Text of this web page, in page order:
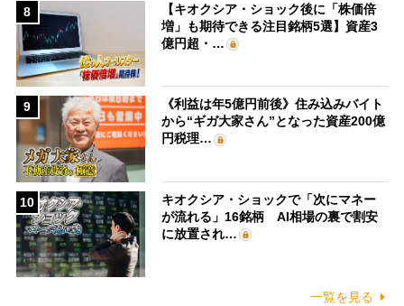
8
【キオクシア・ショック後に「株価倍
増」も期待できる注目銘柄5選】資産3
億円超・…
9
《利益は年5億円前後》住み込みバイト
から“ギガ大家さん”となった資産200億
円税理…
10
キオクシア・ショックで「次にマネー
が流れる」16銘柄 AI相場の裏で割安
に放置され…
一覧を見る